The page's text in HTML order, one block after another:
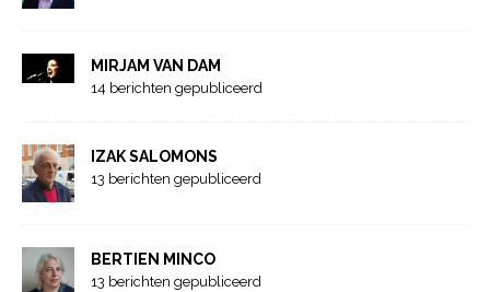
MIRJAM VAN DAM
14 berichten gepubliceerd
IZAK SALOMONS
13 berichten gepubliceerd
BERTIEN MINCO
13 berichten gepubliceerd